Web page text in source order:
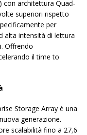
con architettura Quad-
superiori rispetto
per
alta intensità di lettura
Offrendo
il time to
Storage Array è una
generazione.
scalabilità fino a 27,6